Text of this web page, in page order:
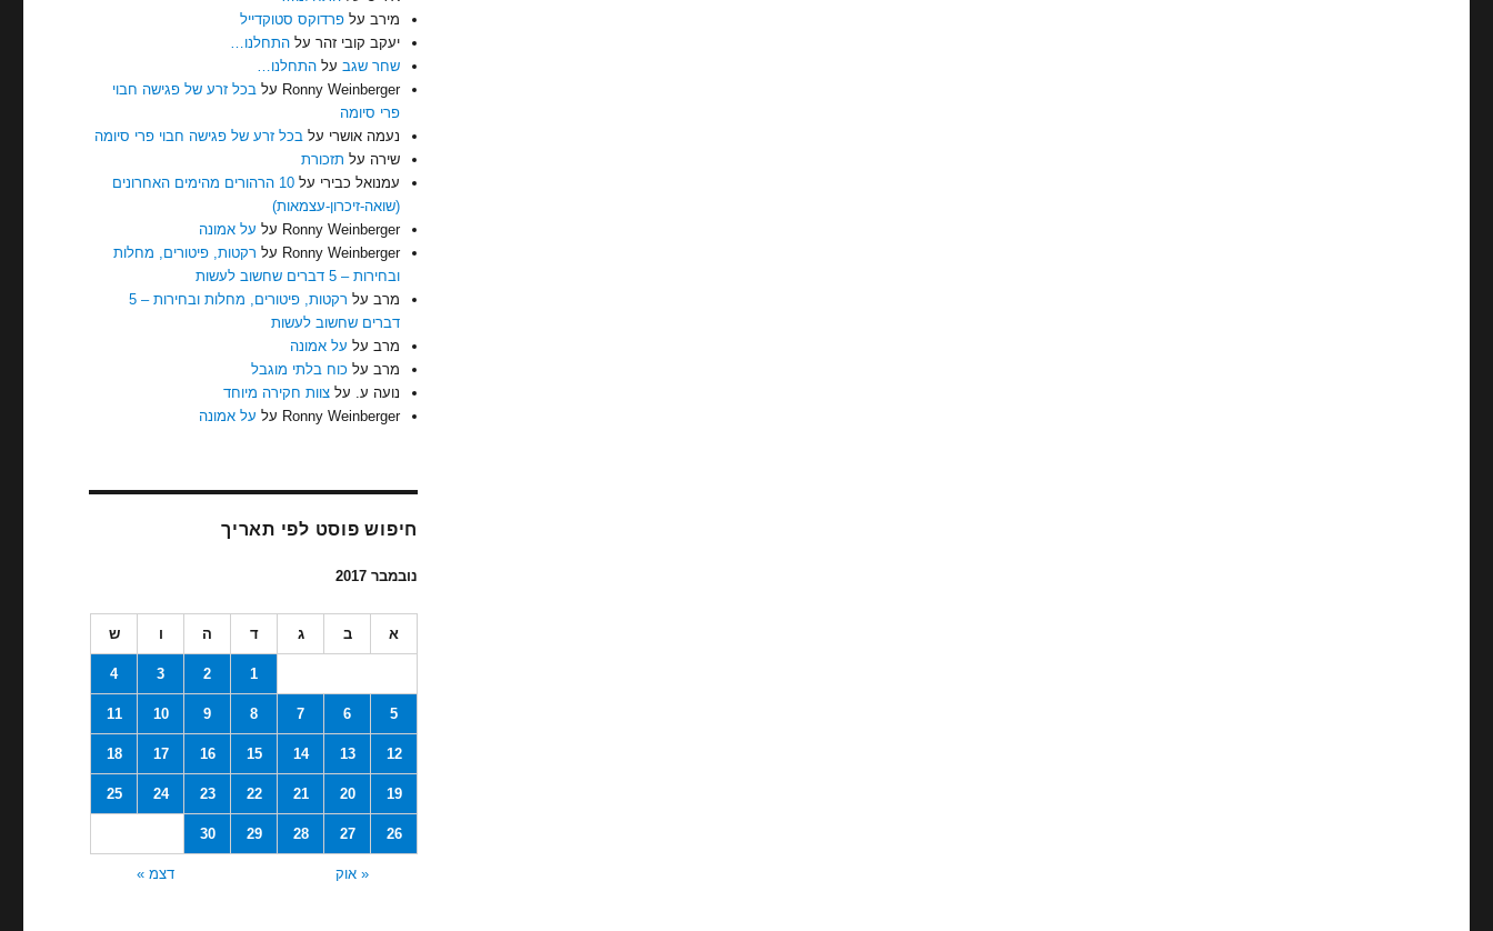
מירב עלפרדוקס סטוקדייל
יעקב קובי זהר עלהתחלנו…
שחר שגב עלהתחלנו…
Ronny Weinberger עלבכל זרע של פגישה חבוי
פרי סיומה
נעמה אושרי עלבכל זרע של פגישה חבוי פרי סיומה
שירה על תזכורת
עמנואל כבירי על
10 הרהורים מהימים האחרונים
(שואה-זיכרון-עצמאות)
Ronny Weinberger על על אמונה
Ronny Weinberger על רקטות, פיטורים, מחלות
ובחירות – 5 דברים שחשוב לעשות
מרב על
רקטות, פיטורים, מחלות ובחירות – 5
דברים שחשוב לעשות
מרב על על אמונה
מרב על כוח בלתי מוגבל
נועה ע. עלצוות חקירה מיוחד
Ronny Weinberger על על אמונה
חיפוש פוסט לפי תאריך
נובמבר 2017
א ב ג ד ה ו ש
1
2
3
4
5
6
7
8
9
10
11
12
13
14
15
16
17
18
19
20
21
22
23
24
25
26
27
28
29
30
« אוק דצמ »